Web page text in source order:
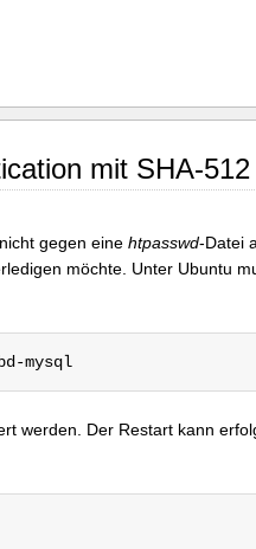
mit SHA-
gegen eine htpasswd-Datei
möchte. Unter Ubuntu
mysql
werden. Der Restart kann